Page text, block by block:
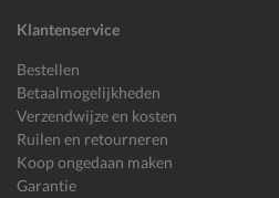
Klantenservice
Bestellen
Betaalmogelijkheden
Verzendwijze en kosten
Ruilen en retourneren
Koop ongedaan maken
Garantie